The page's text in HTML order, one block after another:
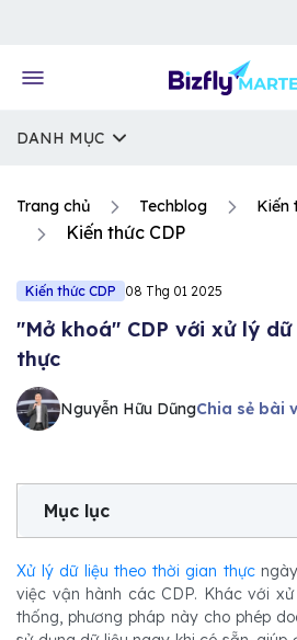
DANH MỤC
Trang chủ Techblog Kiến
Kiến thức CDP
Kiến thức CDP 08 Thg 01 2025
"Mở khoá'' CDP với xử lý
thực
Nguyễn Hữu DũngChia sẻ bài
Mục lục
Xử lý dữ liệu theo thời gian thực
việc vận hành các CDP. Khác với
thống, phương pháp này cho phép